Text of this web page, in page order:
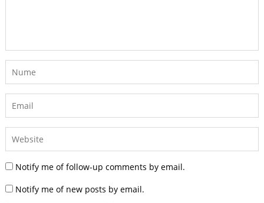
Notify me of follow-up comments by email.
Notify me of new posts by email.